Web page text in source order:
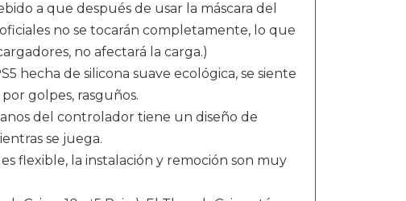
a que después de usar la máscara del
no se tocarán completamente, lo que
no afectará la carga.)
hecha de silicona suave ecológica, se siente
golpes, rasguños.
del controlador tiene un diseño de
se juega.
flexible, la instalación y remoción son muy